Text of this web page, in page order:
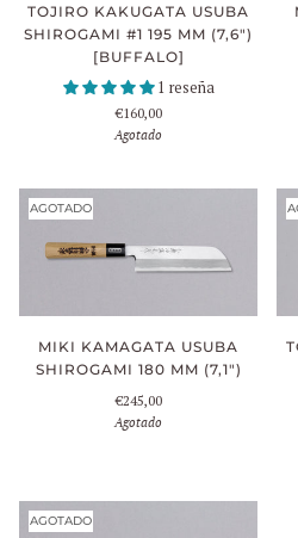
TOJIRO KAKUGATA USUBA
SHIROGAMI #1 195 MM (7,6")
[BUFFALO]
1 reseña
€160,00
Agotado
AGOTADO
MIKI KAMAGATA USUBA
SHIROGAMI 180 MM (7,1")
€245,00
Agotado
AGOTADO